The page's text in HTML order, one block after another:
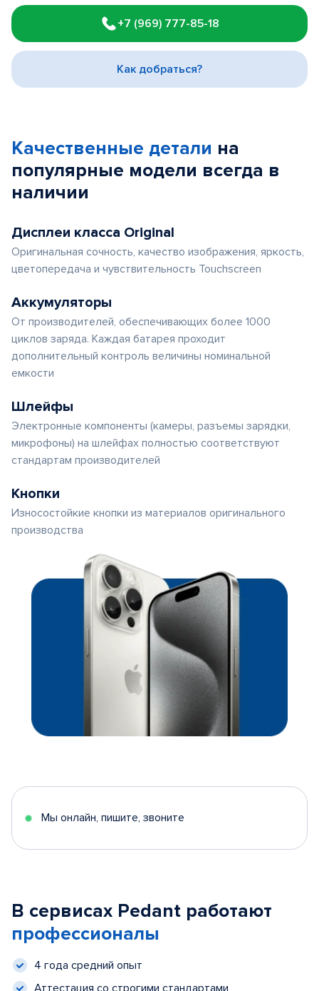
1
of
3
+7 (969) 777-85-18
Как добраться?
Качественные детали на
популярные модели всегда в
наличии
Дисплеи класса Original
Оригинальная сочность, качество изображения, яркость,
цветопередача и чувствительность Touchscreen
Аккумуляторы
От производителей, обеспечивающих более 1000
циклов заряда. Каждая батарея проходит
дополнительный контроль величины номинальной
емкости
Шлейфы
Электронные компоненты (камеры, разъемы зарядки,
микрофоны) на шлейфах полностью соответствуют
стандартам производителей
Кнопки
Износостойкие кнопки из материалов оригинального
производства
Мы онлайн, пишите, звоните
В сервисах Pedant работают
профессионалы
4 года средний опыт
Аттестация со строгими стандартами